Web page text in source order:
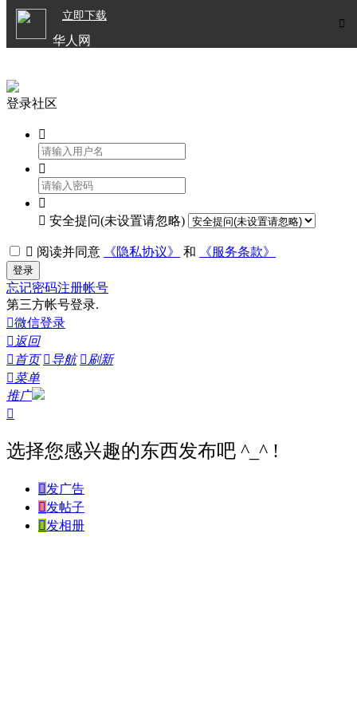

立即下载
华人网
登录社区



 安全提问(未设置请忽略)
 阅读并同意 《隐私协议》 和 《服务条款》
登录
忘记密码注册帐号
第三方帐号登录.
微信登录
 返回
 首页 导航 刷新
菜单
推广

选择您感兴趣的东西发布吧 ^_^ !
发广告
发帖子
发相册